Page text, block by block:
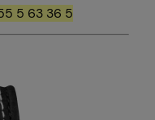
5 63 36 5